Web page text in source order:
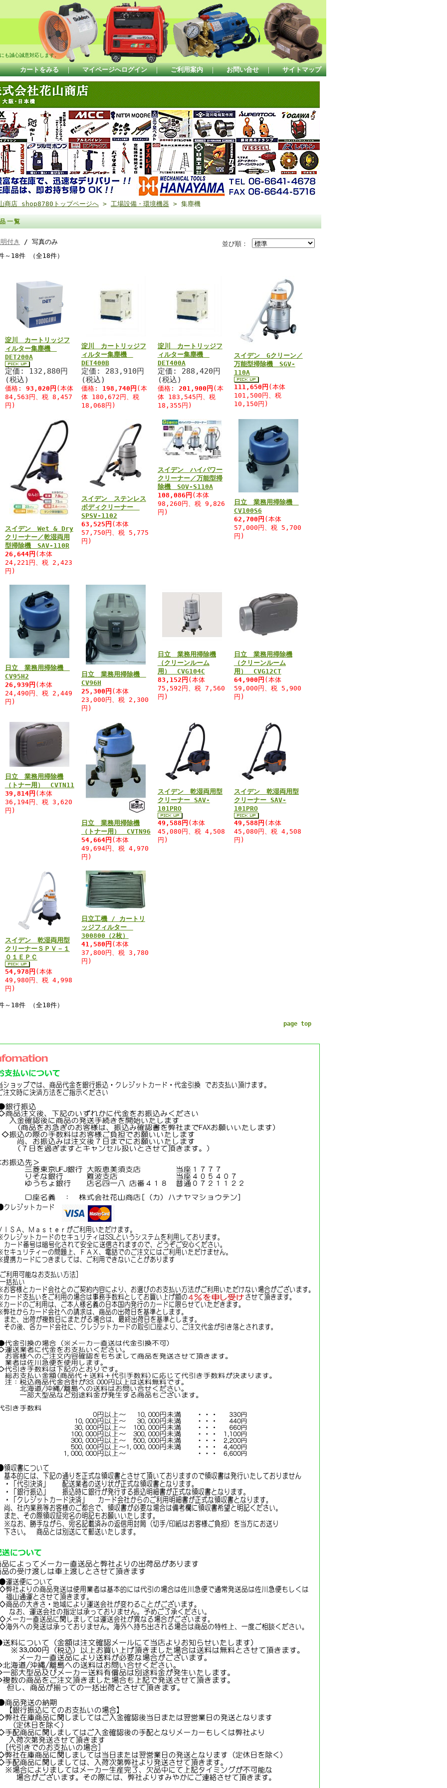
も誠心誠意対応します。
カートをみる ｜ マイページへログイン ｜ ご利用案内 ｜ お問い合せ ｜ サイトマップ
商店 shop8780トップページへ > 工場設備・環境機器 > 集塵機
一覧
並び順：
付き
/ 写真のみ
～18件 （全18件）
淀川 カートリッジフ
ィルター集塵機
DET200A
定価: 132,880円
(税込)
価格: 93,020円 (本体
84,563円、税 8,457
円)
淀川 カートリッジフ
ィルター集塵機
DET400B
定価: 283,910円
(税込)
価格: 198,740円 (本
体 180,672円、税
18,068円)
淀川 カートリッジフ
ィルター集塵機
DET400A
定価: 288,420円
(税込)
価格: 201,900円 (本
体 183,545円、税
18,355円)
スイデン Gクリーン／
万能型掃除機 SGV-
110A
111,650円 (本体
101,500円、税
10,150円)
スイデン Wet & Dry
クリーナー／乾湿両用
型掃除機 SAV-110R
26,644円 (本体
24,221円、税 2,423
円)
スイデン ステンレス
ボディクリーナー
SPSV-1102
63,525円 (本体
57,750円、税 5,775
円)
スイデン ハイパワー
クリーナー／万能型掃
除機 SOV-S110A
108,086円 (本体
98,260円、税 9,826
円)
日立 業務用掃除機
CV100S6
62,700円 (本体
57,000円、税 5,700
円)
日立 業務用掃除機
CV95H2
26,939円 (本体
24,490円、税 2,449
円)
日立 業務用掃除機
CV96H
25,300円 (本体
23,000円、税 2,300
円)
日立 業務用掃除機
（クリーンルーム
用） CVG104C
83,152円 (本体
75,592円、税 7,560
円)
日立 業務用掃除機
（クリーンルーム
用） CVG12CT
64,900円 (本体
59,000円、税 5,900
円)
日立 業務用掃除機
（トナー用） CVTN11
39,814円 (本体
36,194円、税 3,620
円)
日立 業務用掃除機
（トナー用） CVTN96
54,664円 (本体
49,694円、税 4,970
円)
スイデン 乾湿両用型
クリーナー SAV-
101PRO
49,588円 (本体
45,080円、税 4,508
円)
スイデン 乾湿両用型
クリーナー SAV-
101PRO
49,588円 (本体
45,080円、税 4,508
円)
スイデン 乾湿両用型
クリーナーＳＰＶ－１
０１ＥＰＣ
54,978円 (本体
49,980円、税 4,998
円)
日立工機 / カートリ
ッジフィルター
300800（2枚）
41,580円 (本体
37,800円、税 3,780
円)
～18件 （全18件）
page top